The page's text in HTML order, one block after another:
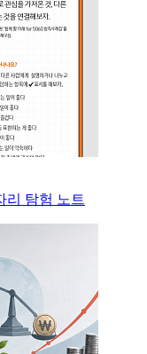
리 탐험 노트